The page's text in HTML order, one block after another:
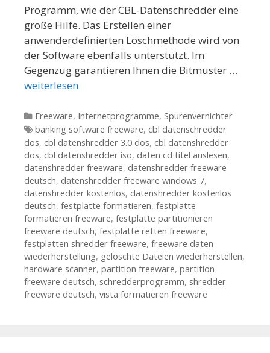
Programm, wie der CBL-Datenschredder eine
große Hilfe. Das Erstellen einer
anwenderdefinierten Löschmethode wird von
der Software ebenfalls unterstützt. Im
Gegenzug garantieren Ihnen die Bitmuster …
weiterlesen
Kategorien
Freeware, Internetprogramme, Spurenvernichter
Tags
banking software freeware, cbl datenschredder
dos, cbl datenshredder 3.0 dos, cbl datenshredder
dos, cbl datenshredder iso, daten cd titel auslesen,
datenshredder freeware, datenshredder freeware
deutsch, datenshredder freeware windows 7,
datenshredder kostenlos, datenshredder kostenlos
deutsch, festplatte formatieren, festplatte
formatieren freeware, festplatte partitionieren
freeware deutsch, festplatte retten freeware,
festplatten shredder freeware, freeware daten
wiederherstellung, gelöschte Dateien wiederherstellen,
hardware scanner, partition freeware, partition
freeware deutsch, schredderprogramm, shredder
freeware deutsch, vista formatieren freeware